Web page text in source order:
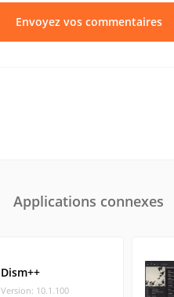
Envoyez vos commentaires
Applications connexes
Dism++
Version: 10.1.100